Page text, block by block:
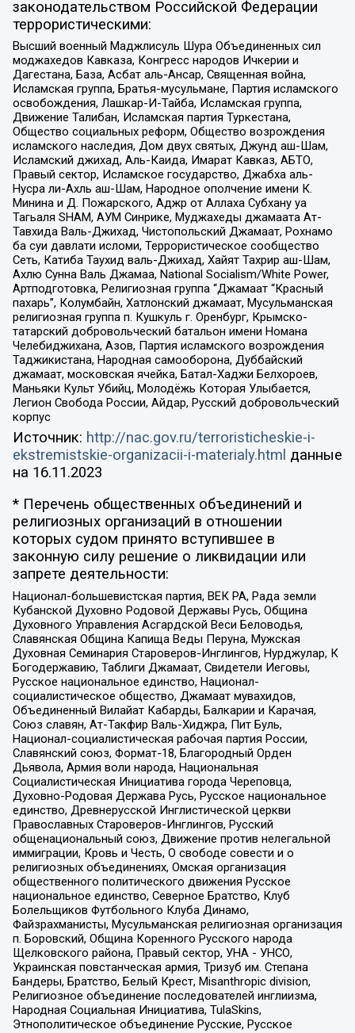
законодательством Российской Федерации
террористическими:
Высший военный Маджлисуль Шура Объединенных сил
моджахедов Кавказа, Конгресс народов Ичкерии и
Дагестана, База, Асбат аль-Ансар, Священная война,
Исламская группа, Братья-мусульмане, Партия исламского
освобождения, Лашкар-И-Тайба, Исламская группа,
Движение Талибан, Исламская партия Туркестана,
Общество социальных реформ, Общество возрождения
исламского наследия, Дом двух святых, Джунд аш-Шам,
Исламский джихад, Аль-Каида, Имарат Кавказ, АБТО,
Правый сектор, Исламское государство, Джабха аль-
Нусра ли-Ахль аш-Шам, Народное ополчение имени К.
Минина и Д. Пожарского, Аджр от Аллаха Субхану уа
Тагьаля SHAM, АУМ Синрике, Муджахеды джамаата Ат-
Тавхида Валь-Джихад, Чистопольский Джамаат, Рохнамо
ба суи давлати исломи, Террористическое сообщество
Сеть, Катиба Таухид валь-Джихад, Хайят Тахрир аш-Шам,
Ахлю Сунна Валь Джамаа, National Socialism/White Power,
Артподготовка, Религиозная группа “Джамаат “Красный
пахарь”, Колумбайн, Хатлонский джамаат, Мусульманская
религиозная группа п. Кушкуль г. Оренбург, Крымско-
татарский добровольческий батальон имени Номана
Челебиджихана, Азов, Партия исламского возрождения
Таджикистана, Народная самооборона, Дуббайский
джамаат, московская ячейка, Батал-Хаджи Белхороев,
Маньяки Культ Убийц, Молодёжь Которая Улыбается,
Легион Свобода России, Айдар, Русский добровольческий
корпус
Источник: http://nac.gov.ru/terroristicheskie-i-
ekstremistskie-organizacii-i-materialy.html данные
на 16.11.2023
* Перечень общественных объединений и
религиозных организаций в отношении
которых судом принято вступившее в
законную силу решение о ликвидации или
запрете деятельности:
Национал-большевистская партия, ВЕК РА, Рада земли
Кубанской Духовно Родовой Державы Русь, Община
Духовного Управления Асгардской Веси Беловодья,
Славянская Община Капища Веды Перуна, Мужская
Духовная Семинария Староверов-Инглингов, Нурджулар, К
Богодержавию, Таблиги Джамаат, Свидетели Иеговы,
Русское национальное единство, Национал-
социалистическое общество, Джамаат мувахидов,
Объединенный Вилайат Кабарды, Балкарии и Карачая,
Союз славян, Ат-Такфир Валь-Хиджра, Пит Буль,
Национал-социалистическая рабочая партия России,
Славянский союз, Формат-18, Благородный Орден
Дьявола, Армия воли народа, Национальная
Социалистическая Инициатива города Череповца,
Духовно-Родовая Держава Русь, Русское национальное
единство, Древнерусской Инглистической церкви
Православных Староверов-Инглингов, Русский
общенациональный союз, Движение против нелегальной
иммиграции, Кровь и Честь, О свободе совести и о
религиозных объединениях, Омская организация
общественного политического движения Русское
национальное единство, Северное Братство, Клуб
Болельщиков Футбольного Клуба Динамо,
Файзрахманисты, Мусульманская религиозная организация
п. Боровский, Община Коренного Русского народа
Щелковского района, Правый сектор, УНА - УНСО,
Украинская повстанческая армия, Тризуб им. Степана
Бандеры, Братство, Белый Крест, Misanthropic division,
Религиозное объединение последователей инглиизма,
Народная Социальная Инициатива, TulaSkins,
Этнополитическое объединение Русские, Русское